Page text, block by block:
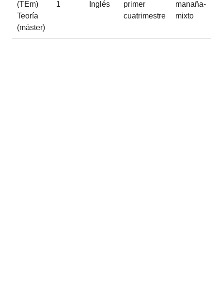
(TEm)
Teoría
(máster)
1 Inglés
primer
cuatrimestre
manaña-
mixto